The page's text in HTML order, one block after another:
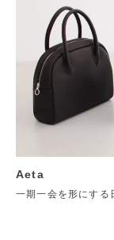
Aeta
一期一会を形にする